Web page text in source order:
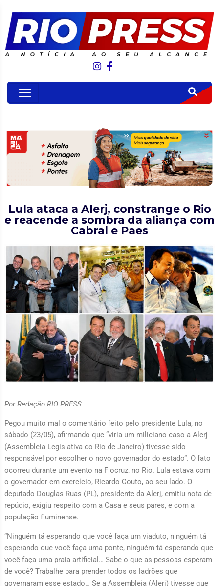
Lula ataca a Alerj, constrange o Rio
e reacende a sombra da aliança com
Cabral e Paes
Por Redação RIO PRESS
Pegou muito mal o comentário feito pelo presidente Lula, no
sábado (23/05), afirmando que “viria um miliciano caso a Alerj
(Assembleia Legislativa do Rio de Janeiro) tivesse sido
responsável por escolher o novo governador do estado”. O fato
ocorreu durante um evento na Fiocruz, no Rio. Lula estava com
o governador em exercício, Ricardo Couto, ao seu lado. O
deputado Douglas Ruas (PL), presidente da Alerj, emitiu nota de
repúdio, exigiu respeito com a Casa e seus pares, e com a
população fluminense.
“Ninguém tá esperando que você faça um viaduto, ninguém tá
esperando que você faça uma ponte, ninguém tá esperando que
você faça uma praia artificial… Sabe o que as pessoas esperam
de você? Trabalhe para prender todos os ladrões que
governaram esse estado… Se a Assembleia (Alerj) tivesse que